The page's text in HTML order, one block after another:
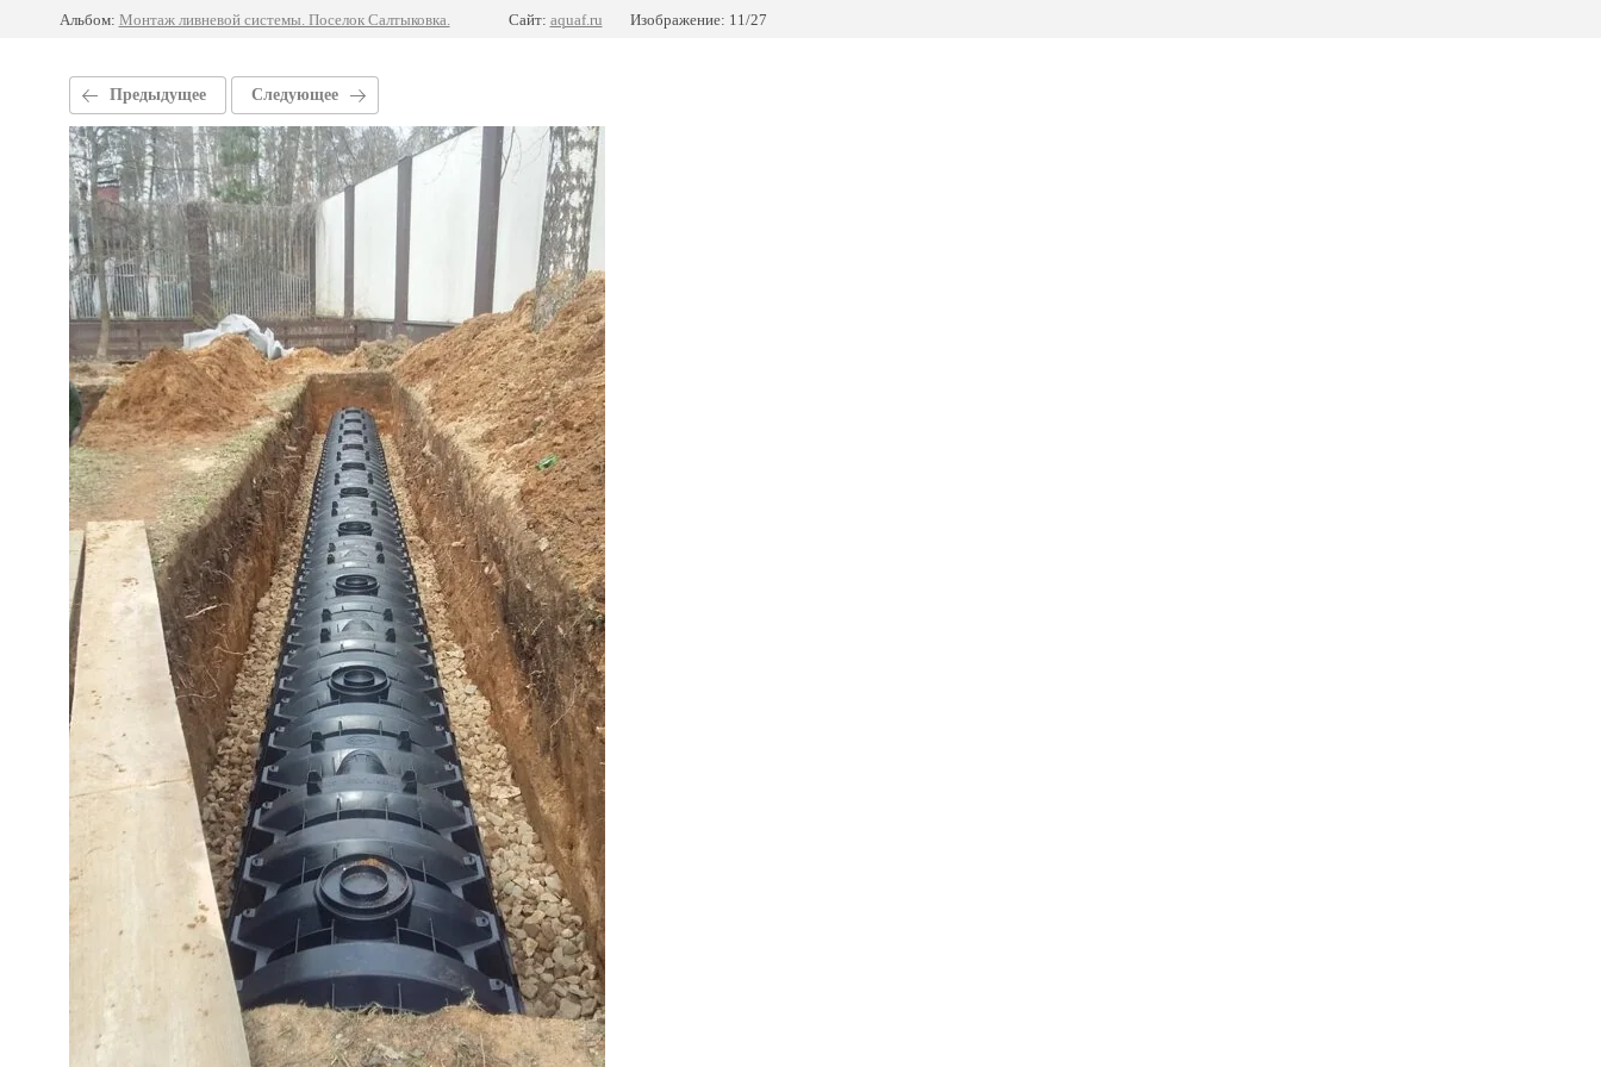
Альбом: Монтаж ливневой системы. Поселок Салтыковка. Сайт: aquaf.ru Изображение: 11/27
Предыдущее Следующее